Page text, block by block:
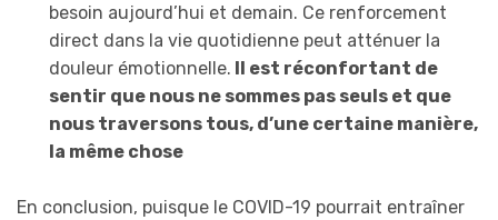
besoin aujourd’hui et demain. Ce renforcement
direct dans la vie quotidienne peut atténuer la
douleur émotionnelle. Il est réconfortant de
sentir que nous ne sommes pas seuls et que
nous traversons tous, d’une certaine manière,
la même chose
En conclusion, puisque le COVID-19 pourrait entraîner